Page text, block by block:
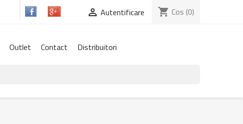
 Autentificare shopping_cart Cos (0)
Outlet Contact Distribuitori